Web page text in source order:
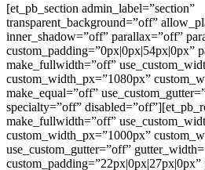
[et_pb_section admin_label=”section”
transparent_background=”off”
inner_shadow=”off” parallax=”off”
custom_padding=”0px|0px|54px|0px”
make_fullwidth=”off”
custom_width_px=”1080px”
make_equal=”off”
specialty=”off”
make_fullwidth=”off”
custom_width_px=”1000px”
use_custom_gutter=”off”